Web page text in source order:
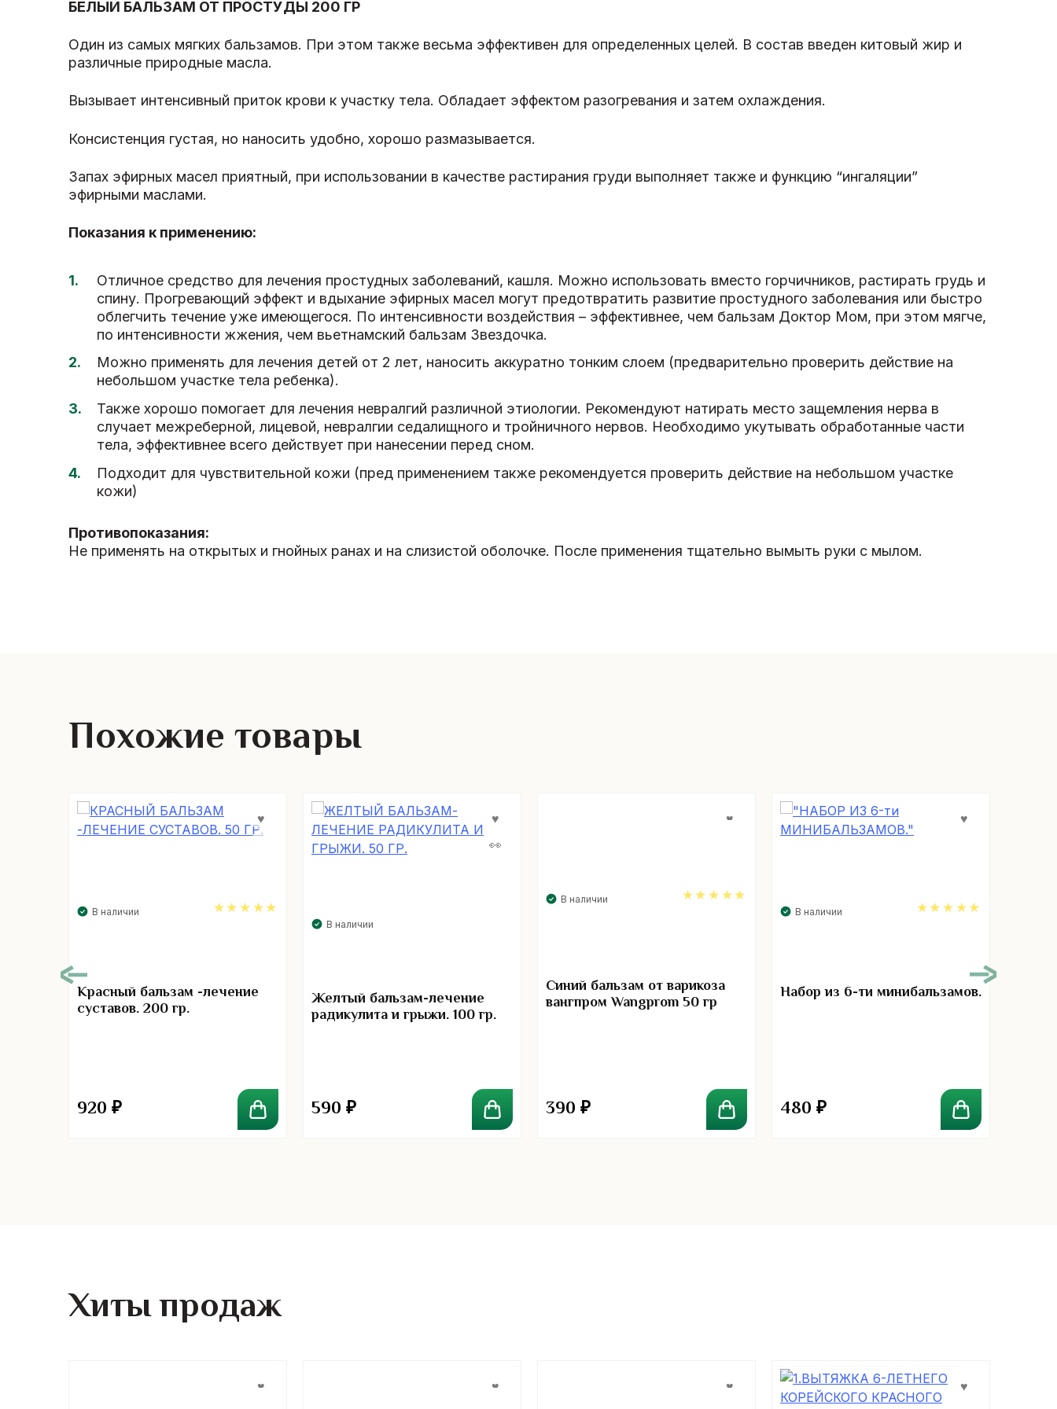
БЕЛЫЙ БАЛЬЗАМ ОТ ПРОСТУДЫ 200 ГР
Один из самых мягких бальзамов. При этом также весьма эффективен для определенных целей. В состав введен китовый жир и
различные природные масла.
Вызывает интенсивный приток крови к участку тела. Обладает эффектом разогревания и затем охлаждения.
Консистенция густая, но наносить удобно, хорошо размазывается.
Запах эфирных масел приятный, при использовании в качестве растирания груди выполняет также и функцию “ингаляции”
эфирными маслами.
Показания к применению:
Отличное средство для лечения простудных заболеваний, кашля. Можно использовать вместо горчичников, растирать грудь и
спину. Прогревающий эффект и вдыхание эфирных масел могут предотвратить развитие простудного заболевания или быстро
облегчить течение уже имеющегося. По интенсивности воздействия – эффективнее, чем бальзам Доктор Мом, при этом мягче,
по интенсивности жжения, чем вьетнамский бальзам Звездочка.
Можно применять для лечения детей от 2 лет, наносить аккуратно тонким слоем (предварительно проверить действие на
небольшом участке тела ребенка).
Также хорошо помогает для лечения невралгий различной этиологии. Рекомендуют натирать место защемления нерва в
случает межреберной, лицевой, невралгии седалищного и тройничного нервов. Необходимо укутывать обработанные части
тела, эффективнее всего действует при нанесении перед сном.
Подходит для чувствительной кожи (пред применением также рекомендуется проверить действие на небольшом участке
кожи)
Противопоказания:
Не применять на открытых и гнойных ранах и на слизистой оболочке. После применения тщательно вымыть руки с мылом.
Похожие товары
В наличии
Красный бальзам -лечение
суставов. 200 гр.
920 ₽
В наличии
Желтый бальзам-лечение
радикулита и грыжи. 100 гр.
590 ₽
В наличии
Синий бальзам от варикоза
вангпром Wangprom 50 гр
390 ₽
В наличии
Набор из 6-ти минибальзамов.
480 ₽
Хиты продаж